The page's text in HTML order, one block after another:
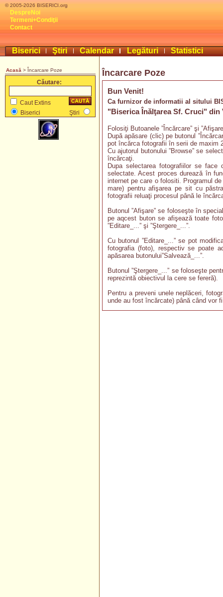
© 2005-2026 BISERICI.org
DespreNoi
Termeni+Condiţii
Contact
Biserici Ştiri Calendar Legături Statistici
Acasă > Încarcare Poze
Căutare:
Caut Extins
Biserici
Ştiri
Încarcare Poze
Bun Venit!
Ca furnizor de informatii al sitului
"Biserica Înălţarea Sf. Cruci" din
Folosiţi Butoanele ”Încărcare” şi
După apăsare (clic) pe butonul
pot încărca fotografii în serii de maxim
Cu ajutorul butonului ”Browse” se
încărcaţi.
Dupa selectarea fotografiilor se
selectate. Acest proces durează în
internet pe care o folositi. Programul
mare) pentru afişarea pe sit cu
fotografii reluaţi procesul până le
Butonul ”Afişare” se foloseşte în
pe aqcest buton se afişează toate
”Editare_...” şi ”Ştergere_...”.
Cu butonul ”Editare_...” se pot
fotografia (foto), respectiv se poate
apăsarea butonului”Salvează_...”.
Butonul ”Ştergere_...” se foloseşte
reprezintă obiectivul la cere se fereră).
Pentru a preveni unele neplăceri,
unde au fost încărcate) până când vor